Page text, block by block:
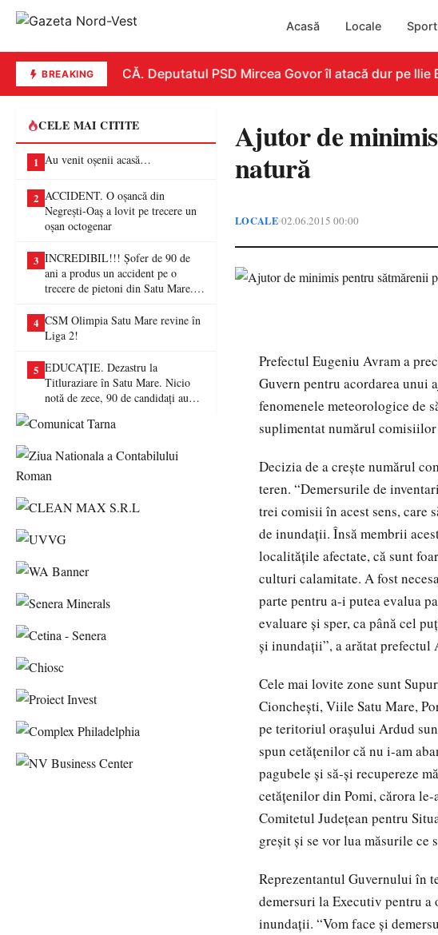
Acasă Locale Sport
BREAKINGREPLICĂ. Deputatul PSD Mircea Govor îl atacă dur pe Ilie
CELE MAI CITITE
1 Au venit oșenii acasă…
2 ACCIDENT. O oșancă din
Negrești-Oaș a lovit pe trecere un
oșan octogenar
3 INCREDIBIL!!! Șofer de 90 de
ani a produs un accident pe o
trecere de pietoni din Satu Mare. O
4 CSM Olimpia Satu Mare revine în
Liga 2!
5 EDUCAȚIE. Dezastru la
Titluraziare în Satu Mare. Nicio
notă de zece, 90 de candidați au
Ajutor de
natură
LOCALE•02.06.2015 00:00
Prefectul Eugeniu Avram a
Guvern pentru acordarea unui
fenomenele meteorologice de
suplimentat numărul comisiilor
Decizia de a creşte numărul
teren. “Demersurile de
trei comisii în acest sens, care
de inundaţii. Însă membrii
localităţile afectate, că sunt
culturi calamitate. A fost
parte pentru a-i putea evalua
evaluare şi sper, ca până cel
şi inundaţii”, a arătat prefectul
Cele mai lovite zone sunt
Cioncheşti, Viile Satu Mare,
pe teritoriul oraşului Ardud
spun cetăţenilor că nu i-am
pagubele şi să-şi recupereze
cetăţenilor din Pomi, cărora le-
Comitetul Judeţean pentru
greşit şi se vor lua măsurile ce
Reprezentantul Guvernului în
demersuri la Executiv pentru
inundaţii. “Vom face şi